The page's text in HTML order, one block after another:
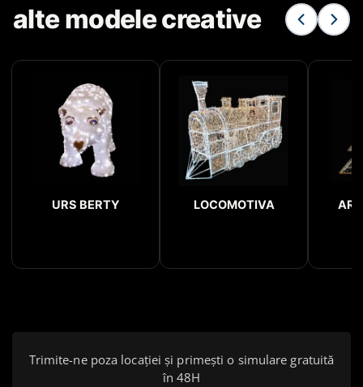
alte modele creative
URS BERTY LOCOMOTIVA
Trimite-ne poza locației și primești o simulare gratuită
în 48H